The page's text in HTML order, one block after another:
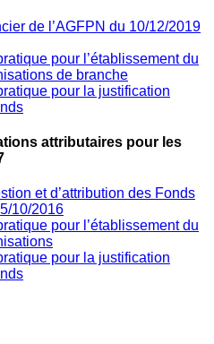
de l’AGFPN du 10/12/2019
pour l’établissement du
de branche
pour la justification
attributaires pour les
et d’attribution des Fonds
10/2016
pour l’établissement du
pour la justification